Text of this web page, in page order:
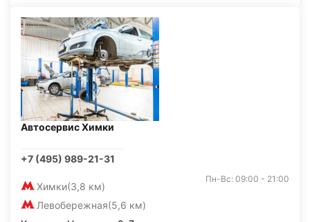
Автосервис Химки
+7 (495) 989-21-31
Химки(3,8 км)
Левобережная(5,6 км)
Пн-Вс: 09:00 - 21:00